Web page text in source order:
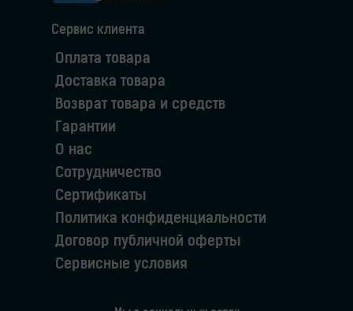
Сервис клиента
Оплата товара
Доставка товара
Возврат товара и средств
Гарантии
О нас
Сотрудничество
Сертификаты
Политика конфиденциальности
Договор публичной оферты
Сервисные условия